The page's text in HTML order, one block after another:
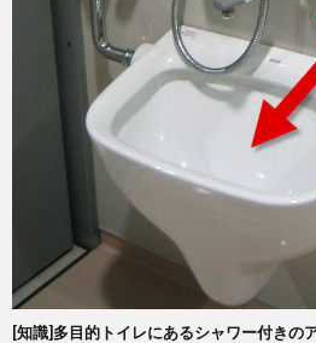
[知識]多目的トイレにあるシャワー付きの